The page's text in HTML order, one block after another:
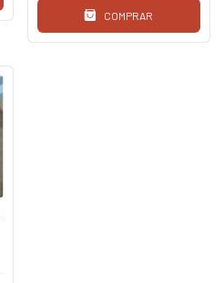
COMPRAR